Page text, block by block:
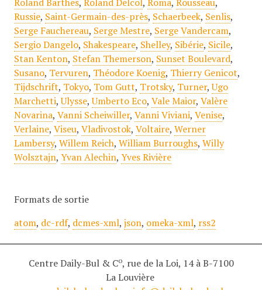
Russie, Saint-Germain-des-près, Schaerbeek, Senlis,
Serge Fauchereau, Serge Mestre, Serge Vandercam,
Sergio Dangelo, Shakespeare, Shelley, Sibérie, Sicile,
Stan Kenton, Stefan Themerson, Sunset Boulevard,
Susano, Tervuren, Théodore Koenig, Thierry Genicot,
Tijdschrift, Tokyo, Tom Gutt, Trotsky, Turner,Ugo
Marchetti,Ulysse,Umberto Eco, Vale Maior, Valère
Novarina, Vanni Scheiwiller, Vanni Viviani, Venise,
Verlaine, Viseu, Vladivostok, Voltaire, Werner
Lambersy, Willem Reich, William Burroughs, Willy
Wolsztajn, Yvan Alechin, Yves Rivière
Formats de sortie
atom, dc-rdf, dcmes-xml, json, omeka-xml, rss2
Centre Daily-Bul & Co, rue de la Loi, 14 à B-7100
La Louvière